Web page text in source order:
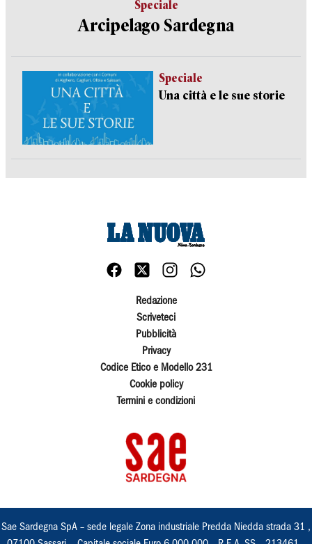
Speciale
Arcipelago Sardegna
Speciale
Una città e le sue storie
Redazione
Scriveteci
Pubblicità
Privacy
Codice Etico e Modello 231
Cookie policy
Termini e condizioni
Sae Sardegna SpA – sede legale Zona industriale Predda Niedda strada 31 ,